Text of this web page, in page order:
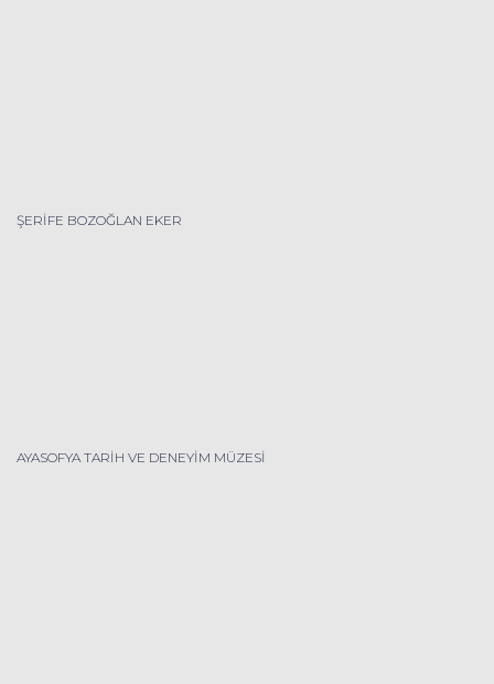
ŞERİFE BOZOĞLAN EKER
AYASOFYA TARİH VE DENEYİM MÜZESİ